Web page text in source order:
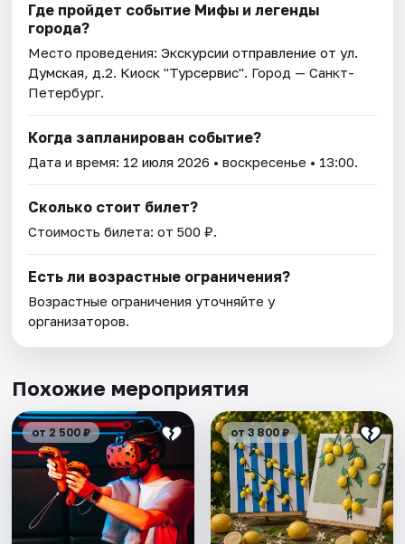
Где пройдет событие Мифы и легенды
города?
Место проведения:Экскурсии отправление от ул.
Думская, д.2. Киоск "Турсервис". Город — Санкт-
Петербург.
Когда запланирован событие?
Дата и время: 12 июля 2026 • воскресенье • 13:00.
Сколько стоит билет?
Стоимость билета: от 500 ₽.
Есть ли возрастные ограничения?
Возрастные ограничения уточняйте у
организаторов.
Похожие мероприятия
от 2 500 ₽ от 3 800 ₽